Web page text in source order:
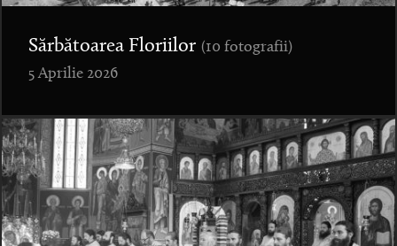
Sărbătoarea Floriilor (10 fotografii)
5 Aprilie 2026